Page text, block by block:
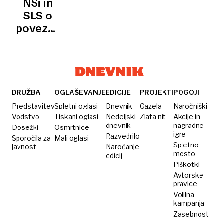
volilnih
upravičencev,
NSi in
SLS o
povezovanju,
tudi
Lotriča
DRUŽBA
Predstavitev
Vodstvo
Dosežki
Sporočila za
javnost
OGLAŠEVANJE
Spletni oglasi
Tiskani oglasi
Osmrtnice
Mali oglasi
EDICIJE
Dnevnik
Nedeljski
dnevnik
Razvedrilo
Naročanje
edicij
PROJEKTI
Gazela
Zlata nit
POGOJI
Naročniški
Akcije in
nagradne
igre
Spletno
mesto
Piškotki
Avtorske
pravice
Volilna
kampanja
Zasebnost